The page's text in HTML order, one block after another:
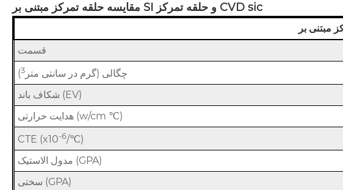
مقایسه حلقه تمرکز مبتنی بر SI و حلقه تمرکز CVD sic
قسمت
چگالی (گرم در سانتی متر 3
)
شکاف باند (EV)
هدایت حرارتی (w/cm ℃)
CTE (x10-6/℃)
مدول الاستیک (GPA)
سختی (GPA)